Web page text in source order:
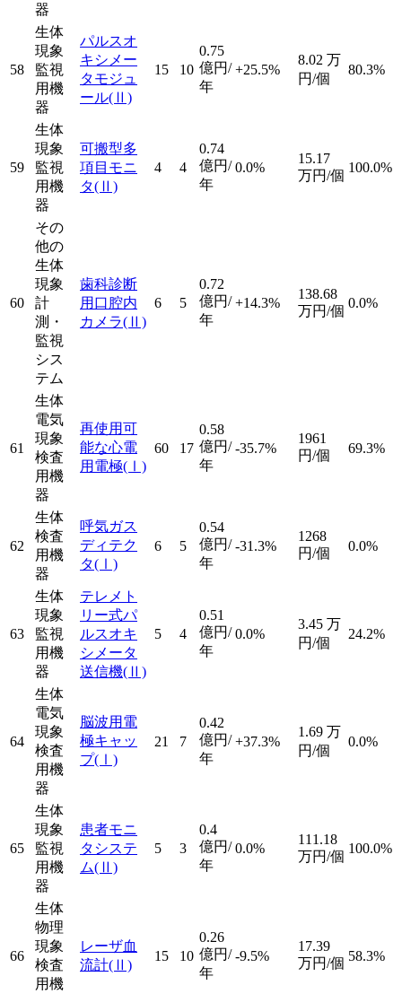
器
58
生体
現象
監視
用機
器
パルスオ
キシメー
タモジュ
ール(Ⅱ)
15 10
0.75
億円/
年
+25.5%
8.02 万
円/個
80.3%
59
生体
現象
監視
用機
器
可搬型多
項目モニ
タ(Ⅱ)
4 4
0.74
億円/
年
0.0%
15.17
万円/個
100.0%
60
その
他の
生体
現象
計
測・
監視
シス
テム
歯科診断
用口腔内
カメラ(Ⅱ)
6 5
0.72
億円/
年
+14.3%
138.68
万円/個
0.0%
61
生体
電気
現象
検査
用機
器
再使用可
能な心電
用電極(Ⅰ)
60 17
0.58
億円/
年
-35.7%
1961
円/個
69.3%
62
生体
検査
用機
器
呼気ガス
ディテク
タ(Ⅰ)
6 5
0.54
億円/
年
-31.3%
1268
円/個
0.0%
63
生体
現象
監視
用機
器
テレメト
リー式パ
ルスオキ
シメータ
送信機(Ⅱ)
5 4
0.51
億円/
年
0.0%
3.45 万
円/個
24.2%
64
生体
電気
現象
検査
用機
器
脳波用電
極キャッ
プ(Ⅰ)
21 7
0.42
億円/
年
+37.3%
1.69 万
円/個
0.0%
65
生体
現象
監視
用機
器
患者モニ
タシステ
ム(Ⅱ)
5 3
0.4
億円/
年
0.0%
111.18
万円/個
100.0%
66
生体
物理
現象
検査
用機
レーザ血
流計(Ⅱ)
15 10
0.26
億円/
年
-9.5%
17.39
万円/個 58.3%